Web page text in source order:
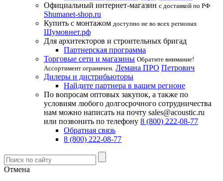
Официальный интернет-магазин с доставкой по РФ
Shumanet-shop.ru
Купить с монтажом доступно не во всех регионах
Шумовнет.рф
Для архитекторов и строительных бригад
Партнерская программа
Торговые сети и магазины Обратите внимание!
Ассортимент ограничен. Лемана ПРО Петрович
Дилеры и дистрибьюторы
Найдите партнера в вашем регионе
По вопросам оптовых закупок, а также по
условиям любого долгосрочного сотрудничества
нам можно написать на почту sales@acoustic.ru
или позвонить по телефону 8 (800) 222-08-77
Обратная связь
8 (800) 222-08-77
Отмена